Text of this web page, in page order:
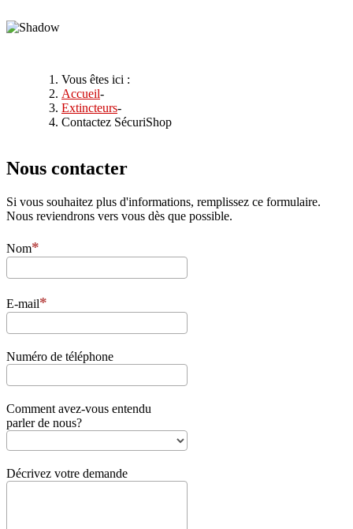
Vous êtes ici :
Accueil-
Extincteurs-
Contactez SécuriShop
Nous contacter
Si vous souhaitez plus d'informations, remplissez ce formulaire.
Nous reviendrons vers vous dès que possible.
Nom
E-mail
Numéro de téléphone
Comment avez-vous entendu
parler de nous?
Décrivez votre demande